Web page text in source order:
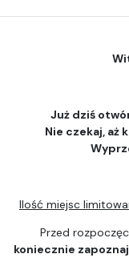
Już dziś
Nie czekaj, aż
Ilość miejsc
Przed
koniecznie